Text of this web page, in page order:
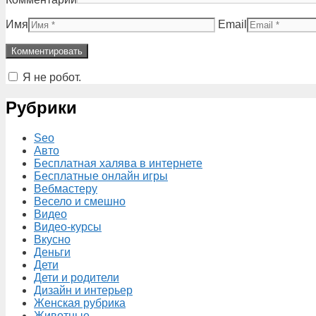
Имя Email
Я не робот.
Рубрики
Seo
Авто
Бесплатная халява в интернете
Бесплатные онлайн игры
Вебмастеру
Весело и смешно
Видео
Видео-курсы
Вкусно
Деньги
Дети
Дети и родители
Дизайн и интерьер
Женская рубрика